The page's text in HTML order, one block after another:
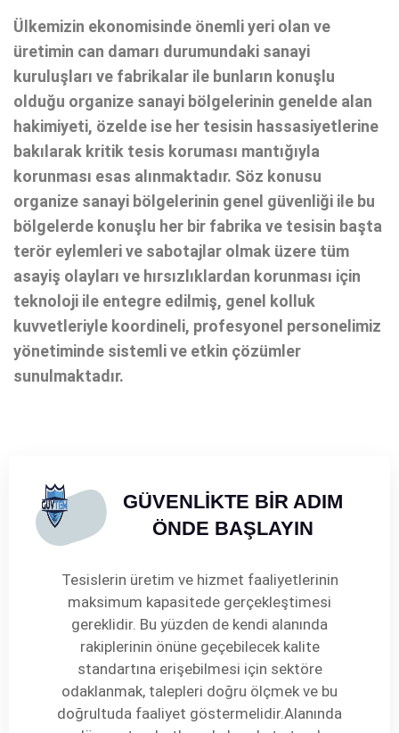
Ülkemizin ekonomisinde önemli yeri olan ve
üretimin can damarı durumundaki sanayi
kuruluşları ve fabrikalar ile bunların konuşlu
olduğu organize sanayi bölgelerinin genelde alan
hakimiyeti, özelde ise her tesisin hassasiyetlerine
bakılarak kritik tesis koruması mantığıyla
korunması esas alınmaktadır. Söz konusu
organize sanayi bölgelerinin genel güvenliği ile bu
bölgelerde konuşlu her bir fabrika ve tesisin başta
terör eylemleri ve sabotajlar olmak üzere tüm
asayiş olayları ve hırsızlıklardan korunması için
teknoloji ile entegre edilmiş, genel kolluk
kuvvetleriyle koordineli, profesyonel personelimiz
yönetiminde sistemli ve etkin çözümler
sunulmaktadır.
GÜVENLİKTE BİR ADIM
ÖNDE BAŞLAYIN
Tesislerin üretim ve hizmet faaliyetlerinin
maksimum kapasitede gerçekleştimesi
gereklidir. Bu yüzden de kendi alanında
rakiplerinin önüne geçebilecek kalite
standartına erişebilmesi için sektöre
odaklanmak, talepleri doğru ölçmek ve bu
doğrultuda faaliyet göstermelidir.Alanında